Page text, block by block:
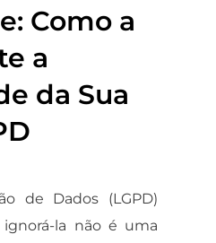
Como a
a
da Sua
de Dados (LGPD)
la não é uma